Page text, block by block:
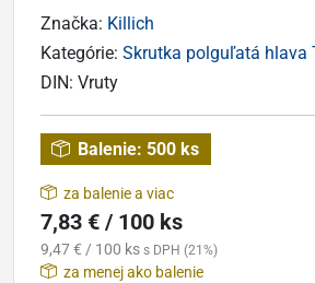
Značka: Killich
Kategórie: Skrutka polguľatá hlava
DIN: Vruty
Balenie: 500 ks
za balenie a viac
7,83 € / 100 ks
9,47 € / 100 ks s DPH (21%)
za menej ako balenie